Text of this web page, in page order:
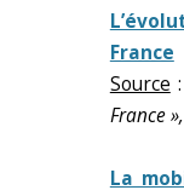
France
Source
France
La